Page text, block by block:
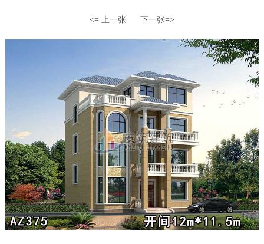
<= 上一张 下一张=>